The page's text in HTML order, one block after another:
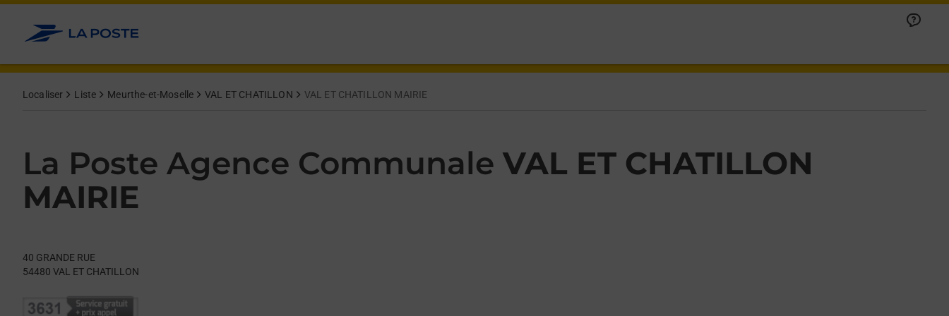
Allez au contenu
Localiser Liste Meurthe-et-Moselle VAL ET CHATILLON VAL ET CHATILLON MAIRIE
La Poste Agence Communale VAL ET CHATILLON
MAIRIE
40 GRANDE RUE
54480 VAL ET CHATILLON
Day of the WeekHours
Get directions to La Poste Agence Communale at 40 GRANDE RUE VAL ET CHATILLON,
lien s'ouvre dans un nouvel onglet